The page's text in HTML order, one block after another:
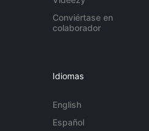
Conviértase en
colaborador
Idiomas
English
Español